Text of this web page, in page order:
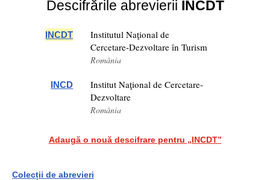
Descifrările abrevierii INCDT
INCDT
Institutul Naţional de
Cercetare-Dezvoltare în Turism
România
INCD
Institut Naţional de Cercetare-
Dezvoltare
România
Adaugă o nouă descifrare pentru „INCDT”
Colecții de abrevieri